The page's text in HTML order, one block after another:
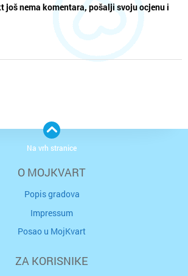
još nema komentara, pošalji svoju ocjenu i
O MOJKVART
Popis gradova
Impressum
Posao u MojKvart
ZA KORISNIKE
Na vrh stranice